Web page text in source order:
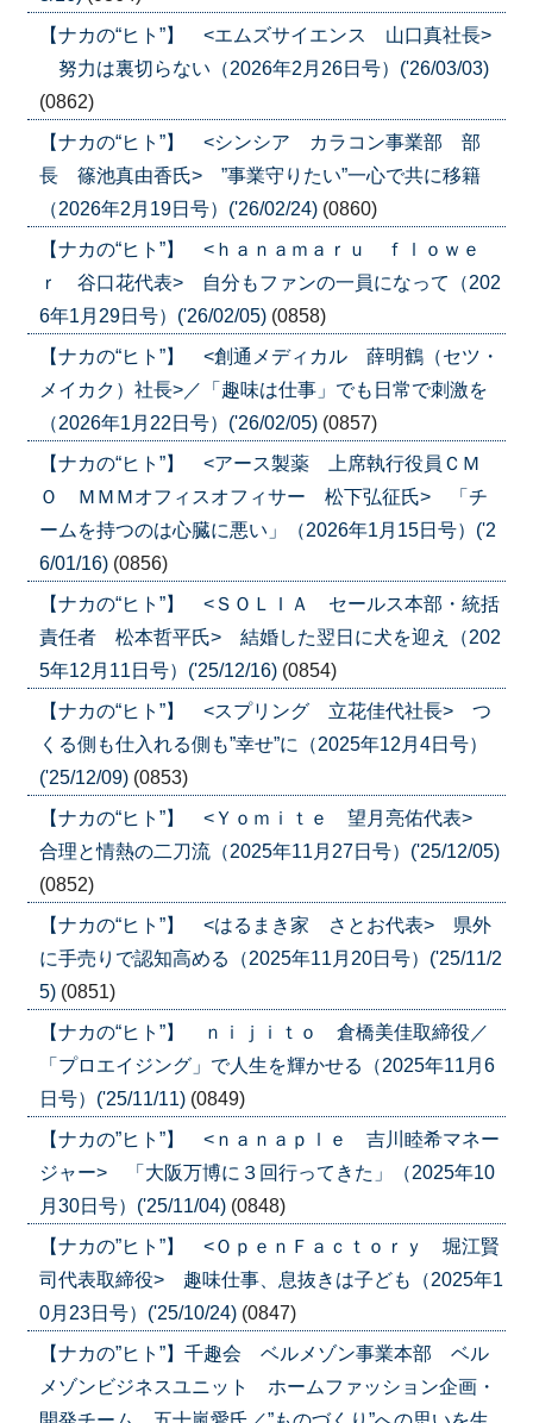
【ナカの“ヒト”】 <エムズサイエンス 山口真社長>
努力は裏切らない（2026年2月26日号）('26/03/03)
(0862)
【ナカの“ヒト”】 <シンシア カラコン事業部 部
長 篠池真由香氏> ”事業守りたい”一心で共に移籍
（2026年2月19日号）('26/02/24) (0860)
【ナカの“ヒト”】 <ｈａｎａｍａｒｕ ｆｌｏｗｅ
ｒ 谷口花代表> 自分もファンの一員になって（202
6年1月29日号）('26/02/05) (0858)
【ナカの“ヒト”】 <創通メディカル 薛明鶴（セツ・
メイカク）社長>／「趣味は仕事」でも日常で刺激を
（2026年1月22日号）('26/02/05) (0857)
【ナカの“ヒト”】 <アース製薬 上席執行役員ＣＭ
Ｏ ＭＭＭオフィスオフィサー 松下弘征氏> 「チ
ームを持つのは心臓に悪い」（2026年1月15日号）('2
6/01/16) (0856)
【ナカの“ヒト”】 <ＳＯＬＩＡ セールス本部・統括
責任者 松本哲平氏> 結婚した翌日に犬を迎え（202
5年12月11日号）('25/12/16) (0854)
【ナカの“ヒト”】 <スプリング 立花佳代社長> つ
くる側も仕入れる側も”幸せ”に（2025年12月4日号）
('25/12/09) (0853)
【ナカの“ヒト”】 <Ｙｏｍｉｔｅ 望月亮佑代表>
合理と情熱の二刀流（2025年11月27日号）('25/12/05)
(0852)
【ナカの“ヒト”】 <はるまき家 さとお代表> 県外
に手売りで認知高める（2025年11月20日号）('25/11/2
5) (0851)
【ナカの“ヒト”】 ｎｉｊｉｔｏ 倉橋美佳取締役／
「プロエイジング」で人生を輝かせる（2025年11月6
日号）('25/11/11) (0849)
【ナカの”ヒト”】 <ｎａｎａｐｌｅ 吉川睦希マネー
ジャー> 「大阪万博に３回行ってきた」（2025年10
月30日号）('25/11/04) (0848)
【ナカの”ヒト”】 <ＯｐｅｎＦａｃｔｏｒｙ 堀江賢
司代表取締役> 趣味仕事、息抜きは子ども（2025年1
0月23日号）('25/10/24) (0847)
【ナカの”ヒト”】千趣会 ベルメゾン事業本部 ベル
メゾンビジネスユニット ホームファッション企画・